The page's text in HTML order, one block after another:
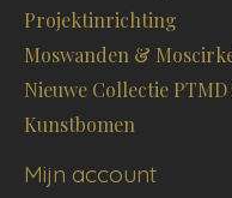
Projektinrichting
Moswanden &
Nieuwe Collectie
Kunstbomen
Mijn account